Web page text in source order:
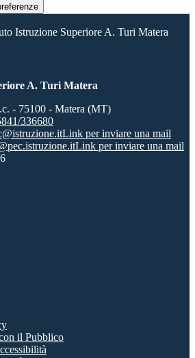
Istruzione Superiore A. Turi Matera
A. Turi Matera
- 75100 - Matera (MT)
336680
Link per inviare una mail
Link per inviare una mail
il Pubblico